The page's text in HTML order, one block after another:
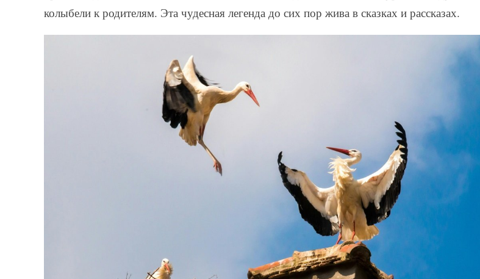
колыбели к родителям. Эта чудесная легенда до сих пор жива в сказках и рассказах.